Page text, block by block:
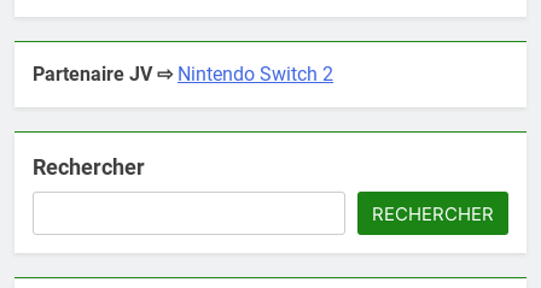
Partenaire JV ⇨ Nintendo Switch 2
Rechercher
RECHERCHER